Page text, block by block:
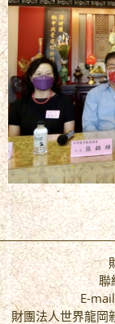
聯
E-
財團法人世界龍岡